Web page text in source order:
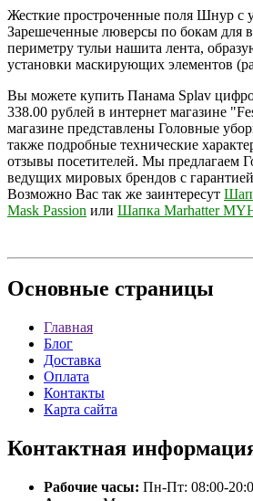
Жесткие простроченные поля Шнур с
Зарешеченные люверсы по бокам для
периметру тульи нашита лента,
установки маскирующих элементов
Вы можете купить Панама Splav
338.00 рублей в интернет магазине
магазине представлены Головные
также подробные технические
отзывы посетителей. Мы предлагаем
ведущих мировых брендов с
Возможно Вас так же заинтересут
Mask Passion или Шапка Marhatter
Основные страницы
Главная
Блог
Доставка
Оплата
Контакты
Карта сайта
Контактная
Рабочие часы: Пн-Пт: 08:00-